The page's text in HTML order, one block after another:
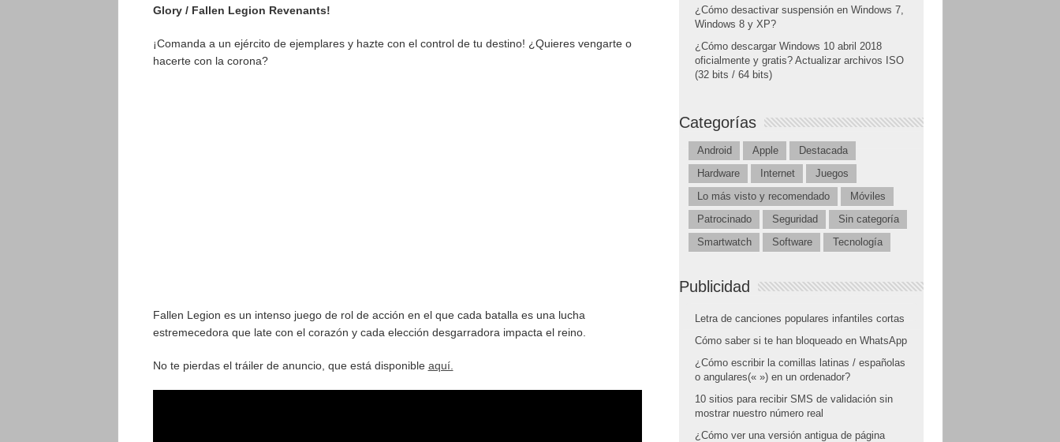
Glory / Fallen Legion Revenants!
¡Comanda a un ejército de ejemplares y hazte con el control de tu destino! ¿Quieres vengarte o
hacerte con la corona?
Fallen Legion es un intenso juego de rol de acción en el que cada batalla es una lucha
estremecedora que late con el corazón y cada elección desgarradora impacta el reino.
No te pierdas el tráiler de anuncio, que está disponible aquí.
¿Cómo desactivar suspensión en Windows 7,
Windows 8 y XP?
¿Cómo descargar Windows 10 abril 2018
oficialmente y gratis? Actualizar archivos ISO
(32 bits / 64 bits)
Categorías
Android Apple
Destacada
Hardware
Internet
Juegos
Lo más visto y recomendado
Móviles
Patrocinado
Seguridad
Sin categoría
Smartwatch
Software Tecnología
Publicidad
Letra de canciones populares infantiles cortas
Cómo saber si te han bloqueado en WhatsApp
¿Cómo escribir la comillas latinas / españolas
o angulares(« ») en un ordenador?
10 sitios para recibir SMS de validación sin
mostrar nuestro número real
¿Cómo ver una versión antigua de página